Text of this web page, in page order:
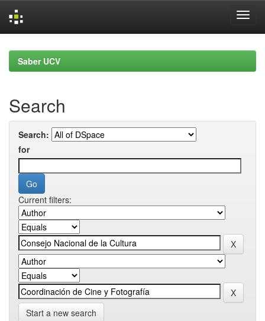
navigationSaber UCV
Search
Search:
for
Current filters:
Start a new search